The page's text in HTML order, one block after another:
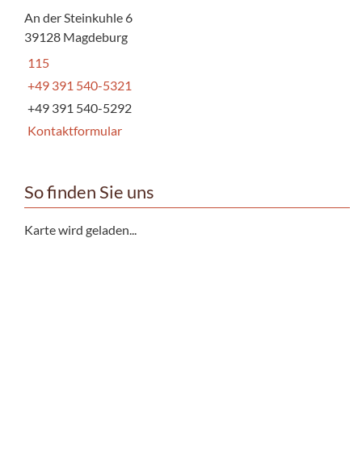
An der Steinkuhle 6
39128 Magdeburg
115
+49 391 540-5321
+49 391 540-5292
Kontaktformular
So finden Sie uns
Karte wird geladen...